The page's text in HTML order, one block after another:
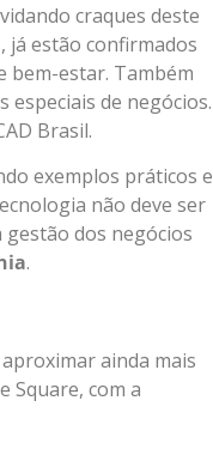
craques deste
já estão confirmados
bem-estar. Também
de negócios.
Brasil.
exemplos práticos e
não deve ser
gestão dos negócios
.
ainda mais
Square, com a